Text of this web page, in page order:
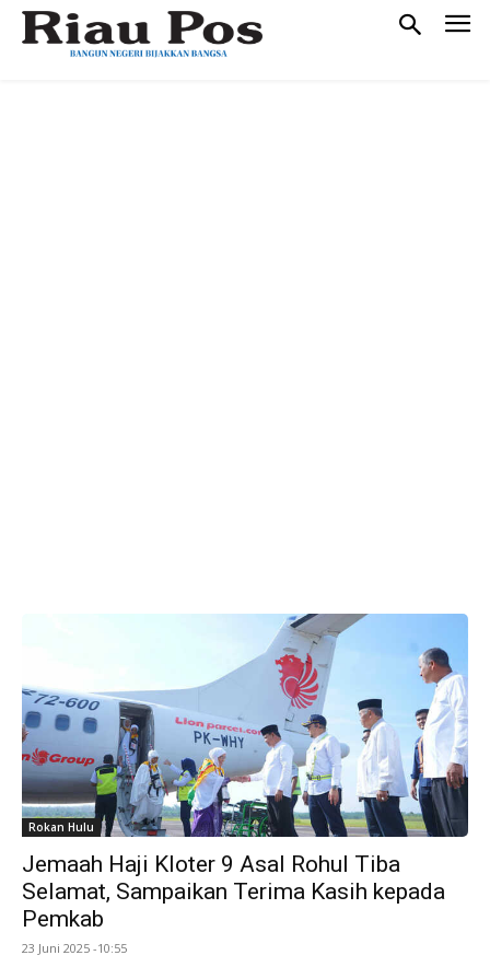
Rokan Hulu
Jemaah Haji Kloter 9 Asal Rohul Tiba
Selamat, Sampaikan Terima Kasih kepada
Pemkab
23 Juni 2025 -10:55